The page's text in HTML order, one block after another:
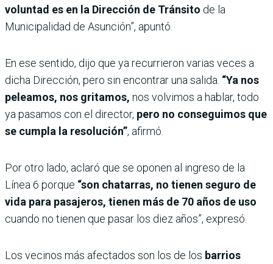
voluntad es en la Dirección de Tránsito de la
Municipalidad de Asunción”, apuntó.
En ese sentido, dijo que ya recurrieron varias veces a
dicha Dirección, pero sin encontrar una salida. “Ya nos
peleamos, nos gritamos, nos volvimos a hablar, todo
ya pasamos con el director, pero no conseguimos que
se cumpla la resolución”, afirmó.
Por otro lado, aclaró que se oponen al ingreso de la
Línea 6 porque “son chatarras, no tienen seguro de
vida para pasajeros, tienen más de 70 años de uso
cuando no tienen que pasar los diez años”, expresó.
Los vecinos más afectados son los de los barrios